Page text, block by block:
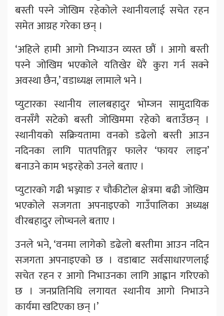
बस्ती पस्ने जोखिम रहेकोले स्थानीयलाई सचेत रहन
समेत आग्रह गरेका छन् ।
‘अहिले हामी आगो निभ्याउन व्यस्त छौं । आगो बस्ती
पस्ने जोखिम भएकोले यतिखेर धेरै कुरा गर्न सक्ने
अवस्था छैन,’ वडाध्यक्ष लामाले भने ।
प्युटारका स्थानीय लालबहादुर भोम्जन सामुदायिक
वनसँगै सटेको बस्ती जोखिममा रहेको बताउँछन् ।
स्थानीयको सक्रियतामा वनको डढेलो बस्ती आउन
नदिनका लागि पातपतिङ्गर फालेर ‘फायर लाइन’
बनाउने काम भइरहेको उनले बताए ।
प्युटारको गढी भञ्ज्याङ र चौकीटोल क्षेत्रमा बढी जोखिम
भएकोले सजगता अपनाइएको गाउँपालिका अध्यक्ष
वीरबहादुर लोप्चनले बताए ।
उनले भने, ‘वनमा लागेको डढेलो बस्तीमा आउन नदिन
सजगता अपनाइएको छ । वडाबाट सर्वसाधारणलाई
सचेत रहन र आगो निभाउनका लागि आह्वान गरिएको
छ । जनप्रतिनिधि लगायत स्थानीय आगो निभाउने
कार्यमा खटिएका छन् ।’